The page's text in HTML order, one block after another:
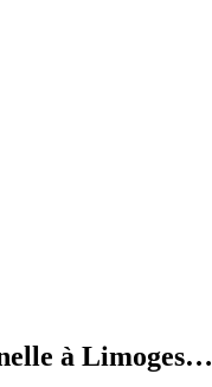
à Limoges…